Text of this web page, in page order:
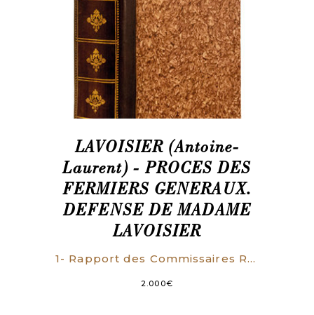
LAVOISIER (Antoine-
Laurent) - PROCES DES
FERMIERS GENERAUX.
DEFENSE DE MADAME
LAVOISIER
1- Rapport des Commissaires Réviseurs des trois Compagnies de Finances, Aux Représentans du peuple, chargés de surveiller leurs travaux, & lû aux Comités des Finances & de Comptabilité. Imprimé par ordre de la Convention Nationale [16 Floréal an II, 5 mai 1794]. S.l.n.d. [Paris, 1794]. 187 p., 8 tableaux dépliants. 2- DUPIN (Antoine). Rapport fait au nom des Comités de Sûreté Générale, des Finances et de lExamen des Comptes réunis à la commission, sur ladministration des ci-devant Fermiers-généraux. Dans la séance du 16 floréal, lan 2 de la République (…). Imprimé par ordre de la Convention Nationale. S.l.n.d. [Paris, 1794]. 24 p. 3- DUPIN (Antoine). Motion dordre et exposé fidel [sic] de tout ce qui sest passé dans laffaire des Fermiers-généraux, assassinés par la faction Robespierre et ses complices le 16 floréal An II, par le Tribunal révolutionnaire. Paris, Imprimerie Nationale, floréal an III (1795). 12 p. 4- LAVOISIER (Marie-Anne-Pierrette PAULZE, épouse), MONTCLOUX (Georges, fils), etc. Dénonciation présentée au Comité de Législation de la Convention Nationale contre le Représentant du Peuple Dupin; Par les Veuves et Enfans des ci-devant Fermiers-généraux. Paris, chez Du Pont, an III (juillet 1795). 54 p., (1) f. de table des matières. 5- DUPIN (Antoine). Réponse à la Dénonciation présentée par les Veuves et Enfans des ci-devant Fermiers-généraux par le citoyen Dupin, représentant du peuple. [Paris], Imprimerie Nationale, s.d. [juillet 1795]. 44 p. 6- LAVOISIER (Marie-Anne-Pierrette PAULZE, épouse), MONTCLOUX (Georges, fils), etc. Seconde addition à la dénonciation présentée Contre Dupin, au Comité de Législation; Par les Veuves et Enfans des ci-devant Fermiers-généraux. Paris, chez Du Pont, an III [juillet 1795]. 14 p. 7- ROY (Antoine). Réclamations des Créanciers des ci-devant Fermiers-généraux, et des Intéressés à la liquidation des créances de la République sur leurs biens. N° Ier (à VII). [Paris], Imprimerie de Ballard, [1794-1795]. 7 pièces, numérotées I à VII, 8, 43, 11, 21, 12, 11 et 16 p.
2.000€